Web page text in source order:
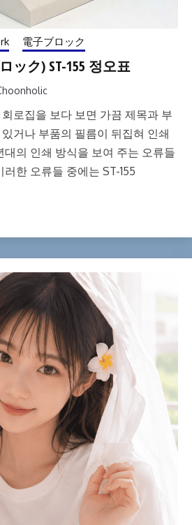
電子ブロック
ック) ST-155 정오표
로집을 보다 보면 가끔 제목과 부
거나 부품의 필름이 뒤집혀 인쇄
의 인쇄 방식을 보여 주는 오류들
한 오류들 중에는 ST-155